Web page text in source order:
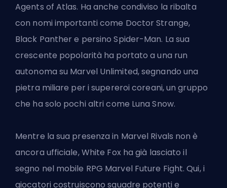
Agents of Atlas. Ha anche condiviso la ribalta
con nomi importanti come Doctor Strange,
Black Panther e persino Spider-Man. La sua
crescente popolarità ha portato a una run
autonoma su Marvel Unlimited, segnando una
pietra miliare per i supereroi coreani, un gruppo
che ha solo pochi altri come Luna Snow.
Mentre la sua presenza in Marvel Rivals non è
ancora ufficiale, White Fox ha già lasciato il
segno nel mobile RPG Marvel Future Fight. Qui, i
giocatori costruiscono squadre potenti e